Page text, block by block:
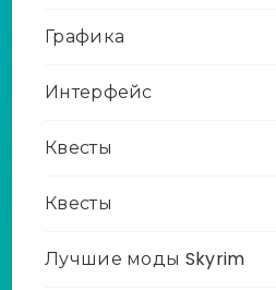
Графика
Интерфейс
Квесты
Квесты
Лучшие моды Skyrim